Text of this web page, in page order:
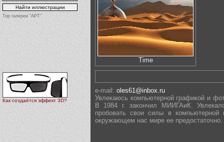
Top галереи "АРТ"
Как создаётся эффект 3D?
Time
e-mail: oles61@inbox.ru
Увлекаюсь компьютерной графикой и
В 1984 г. закончил МИИГАиК.
пробовать свои силы в
окружающем нас мире ее